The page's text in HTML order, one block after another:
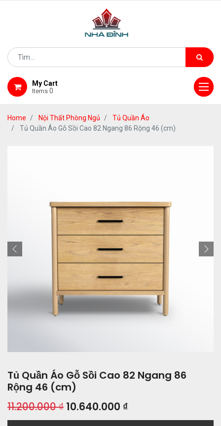
My Cart
Items 0
Home Nội Thất Phòng Ngủ
Tủ Quần Áo
Tủ Quần Áo Gỗ Sồi Cao 82 Ngang 86 Rộng 46 (cm)
Tủ Quần Áo Gỗ Sồi Cao 82 Ngang 86
Rộng 46 (cm)
11.200.000₫ 10.640.000 ₫